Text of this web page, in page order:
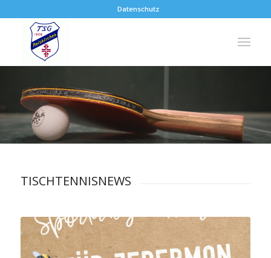
Datenschutz
TISCHTENNISNEWS